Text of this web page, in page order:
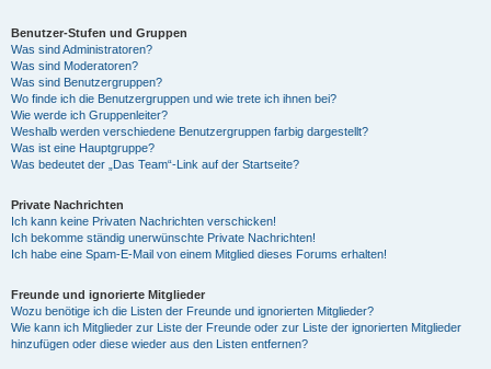
Benutzer-Stufen und Gruppen
Was sind Administratoren?
Was sind Moderatoren?
Was sind Benutzergruppen?
Wo finde ich die Benutzergruppen und wie trete ich ihnen bei?
Wie werde ich Gruppenleiter?
Weshalb werden verschiedene Benutzergruppen farbig dargestellt?
Was ist eine Hauptgruppe?
Was bedeutet der „Das Team“-Link auf der Startseite?
Private Nachrichten
Ich kann keine Privaten Nachrichten verschicken!
Ich bekomme ständig unerwünschte Private Nachrichten!
Ich habe eine Spam-E-Mail von einem Mitglied dieses Forums erhalten!
Freunde und ignorierte Mitglieder
Wozu benötige ich die Listen der Freunde und ignorierten Mitglieder?
Wie kann ich Mitglieder zur Liste der Freunde oder zur Liste der ignorierten Mitglieder
hinzufügen oder diese wieder aus den Listen entfernen?